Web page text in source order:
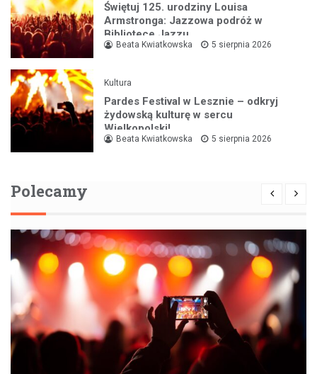
Świętuj 125. urodziny Louisa
Armstronga: Jazzowa podróż w
Bibliotece Jazzu
Beata Kwiatkowska 5 sierpnia 2026
Kultura
Pardes Festival w Lesznie – odkryj
żydowską kulturę w sercu
Wielkopolski!
Beata Kwiatkowska 5 sierpnia 2026
Polecamy